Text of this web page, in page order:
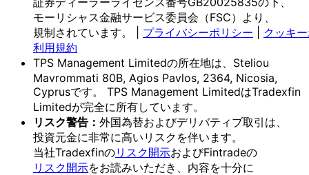
モーリシャス金融サービス委員会 （FSC）より、
規制されています。
プライバシーポリシー
クッキ
利用規約
TPS Management Limitedの所在地は、 Steliou
Mavrommati 80B, Agios Pavlos, 2364, Nicosia,
Cyprusです。
TPS Management LimitedはTradexfin
Limitedが完全に所有しています。
リスク警告： 外国為替およびデリバティブ取引は、
投資元金に非常に高いリスクを伴います。
当社Tradexfinのリスク開示およびFintradeの
リスク開示をお読みいただき、 内容を十分に